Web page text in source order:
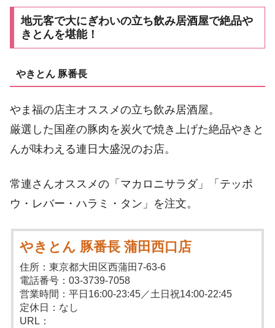
地元客で大にぎわいの立ち飲み居酒屋で絶品や
きとんを堪能！
やきとん 豚番長
やま福の店主オススメの立ち飲み居酒屋。
厳選した国産の豚肉を炭火で焼き上げた絶品やきと
んが味わえる連日大盛況のお店。
常連さんオススメの「マカロニサラダ」「テッポ
ウ・レバー・ハラミ・タン」を注文。
やきとん 豚番長 蒲田西口店
住所：東京都大田区西蒲田7-63-6
電話番号：03-3739-7058
営業時間：平日16:00-23:45／土日祝14:00-22:45
定休日：なし
URL：